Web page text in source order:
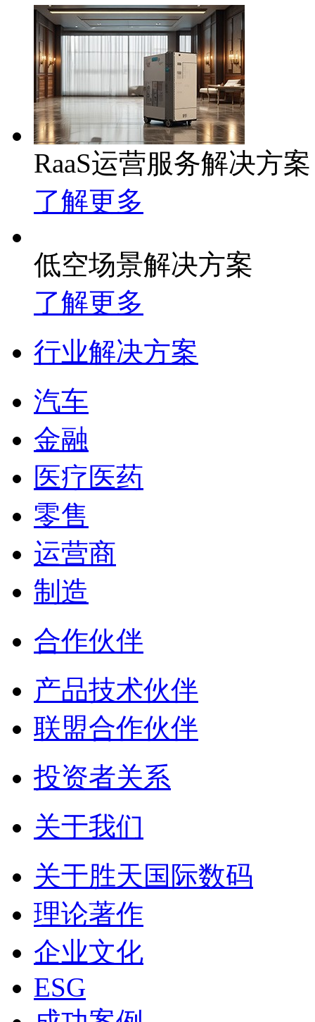
RaaS运营服务解决方案
了解更多
低空场景解决方案
了解更多
行业解决方案
汽车
金融
医疗医药
零售
运营商
制造
合作伙伴
产品技术伙伴
联盟合作伙伴
投资者关系
关于我们
关于胜天国际数码
理论著作
企业文化
ESG